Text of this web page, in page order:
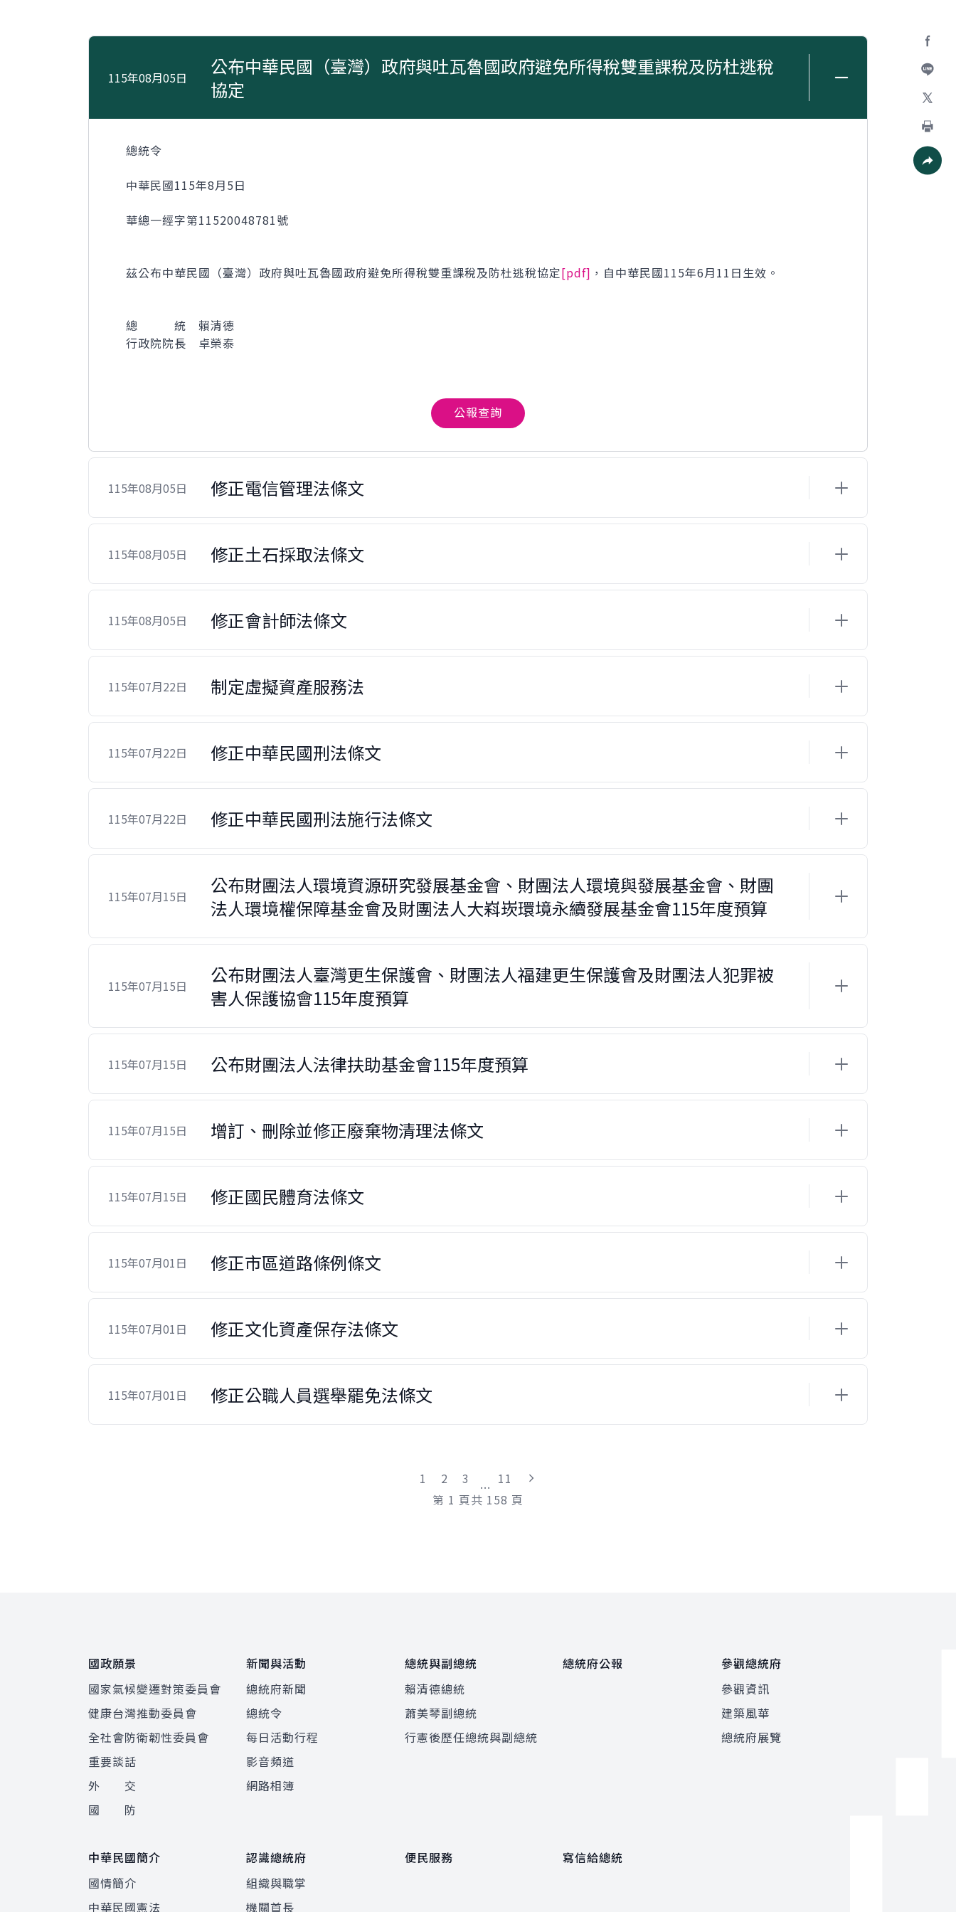
加入好
列印
115年08月05日
公布中華民國（臺灣）政府與吐瓦魯國政府避免所得稅雙重課稅及防杜逃稅
協定
總統令
中華民國115年8月5日
華總一經字第11520048781號
茲公布中華民國（臺灣）政府與吐瓦魯國政府避免所得稅雙重課稅及防杜逃稅協定[pdf] ，自中華民國115年6月11日生效。
總 統 賴清德
行政院院長 卓榮泰
公報查詢
115年08月05日 修正電信管理法條文
115年08月05日 修正土石採取法條文
115年08月05日 修正會計師法條文
115年07月22日 制定虛擬資產服務法
115年07月22日 修正中華民國刑法條文
115年07月22日 修正中華民國刑法施行法條文
115年07月15日
公布財團法人環境資源研究發展基金會、財團法人環境與發展基金會、財團
法人環境權保障基金會及財團法人大嵙崁環境永續發展基金會115年度預算
115年07月15日
公布財團法人臺灣更生保護會、財團法人福建更生保護會及財團法人犯罪被
害人保護協會115年度預算
115年07月15日 公布財團法人法律扶助基金會115年度預算
115年07月15日 增訂、刪除並修正廢棄物清理法條文
115年07月15日 修正國民體育法條文
115年07月01日 修正市區道路條例條文
115年07月01日 修正文化資產保存法條文
115年07月01日 修正公職人員選舉罷免法條文
1 2 3 ... 11
"最末頁"
第 1 頁共 158 頁
國政願景
國家氣候變遷對策委員會
健康台灣推動委員會
全社會防衛韌性委員會
重要談話
外 交
國 防
新聞與活動
總統府新聞
總統令
每日活動行程
影音頻道
網路相簿
總統與副總統
賴清德總統
蕭美琴副總統
行憲後歷任總統與副總統
總統府公報
參觀總統府
參觀資訊
建築風華
總統府展覽
中華民國簡介
國情簡介
中華民國憲法
認識總統府
組織與職掌
機關首長
便民服務 寫信給總統